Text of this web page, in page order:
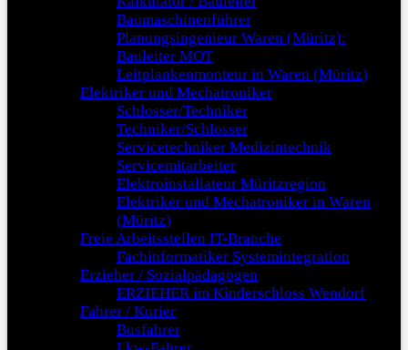
Baumaschinenführer
Planungsingenieur Waren (Müritz):
Bauleiter MOT
Leitplankenmonteur in Waren (Müritz)
Elektriker und Mechatroniker
Schlosser/Techniker
Techniker/Schlosser
Servicetechniker Medizintechnik
Servicemitarbeiter
Elektroinstallateur Müritzregion
Elektriker und Mechatroniker in Waren
(Müritz)
Freie Arbeitsstellen IT-Branche
Fachinformatiker Systemintegration
Erzieher / Sozialpädagogen
ERZIEHER im Kinderschloss Wendorf
Fahrer / Kurier
Busfahrer